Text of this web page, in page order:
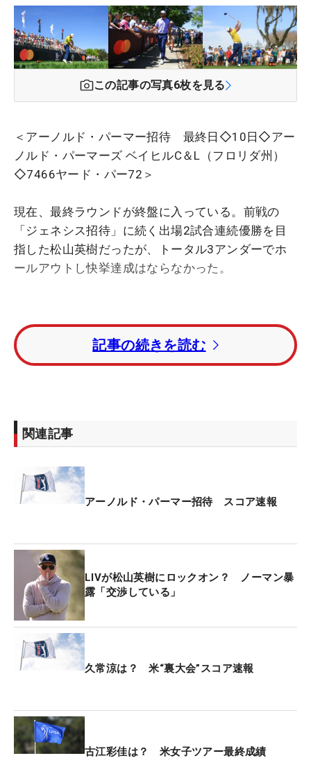
この記事の写真6枚を見る
＜アーノルド・パーマー招待 最終日◇10日◇アー
ノルド・パーマーズ ベイヒルC＆L（フロリダ州）
◇7466ヤード・パー72＞
現在、最終ラウンドが終盤に入っている。前戦の
「ジェネシス招待」に続く出場2試合連続優勝を目
指した松山英樹だったが、トータル3アンダーでホ
ールアウトし快挙達成はならなかった。
2打差の4位で3日目を終え逆転を目指す一日だった
が、8番でボギーを叩くとその後も荒れた展開に。
た。16番で1つ戻したものの、18番もボギーの締め
くくりとなり「76」。最後まで苦いラウンドになっ
現在トップに立つのは、トータル15アンダーまで伸
国）、シェーン・ローリー（アイルランド）に6打
差をつけ、終盤をプレーしている。
記事の続きを読む
関連記事
アーノルド・パーマー招待 スコア速報
LIVが松山英樹にロックオン？ ノーマン暴
露「交渉している」
久常涼は？ 米“裏大会”スコア速報
古江彩佳は？ 米女子ツアー最終成績